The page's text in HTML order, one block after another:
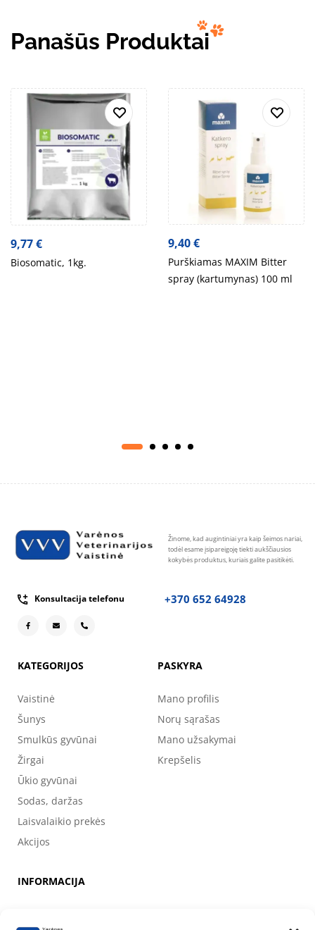
Panašūs Produktai
9,77€
Biosomatic, 1kg.
9,40€
Purškiamas MAXIM Bitter
spray (kartumynas) 100 ml
Žinome, kad augintiniai yra kaip šeimos nariai,
todėl esame įsipareigoję tiekti aukščiausios
kokybės produktus, kuriais galite pasitikėti.
Konsultacija telefonu +370 652 64928
KATEGORIJOS
Vaistinė
Šunys
Smulkūs gyvūnai
Žirgai
Ūkio gyvūnai
Sodas, daržas
Laisvalaikio prekės
Akcijos
PASKYRA
Mano profilis
Norų sąrašas
Mano užsakymai
Krepšelis
INFORMACIJA